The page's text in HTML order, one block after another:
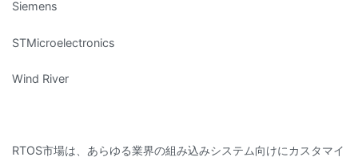
Siemens
STMicroelectronics
Wind River
RTOS市場は、あらゆる業界の組み込みシステム向けにカスタマイ